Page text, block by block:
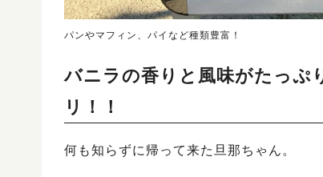
パンやマフィン、パイなど種類豊富！
バニラの香りと風味がたっぷ
リ！！
何も知らずに帰って来た旦那ちゃん。